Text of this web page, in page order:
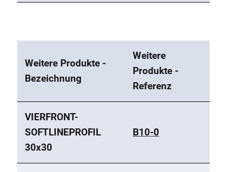
Weitere Produkte -
Bezeichnung
Weitere
Produkte -
Referenz
VIERFRONT-
SOFTLINEPROFIL
30x30
B10-0